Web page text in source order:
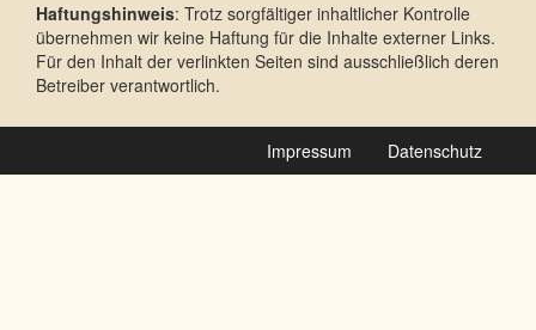
Haftungshinweis: Trotz sorgfältiger inhaltlicher Kontrolle
übernehmen wir keine Haftung für die Inhalte externer Links.
Für den Inhalt der verlinkten Seiten sind ausschließlich deren
Betreiber verantwortlich.
Impressum Datenschutz